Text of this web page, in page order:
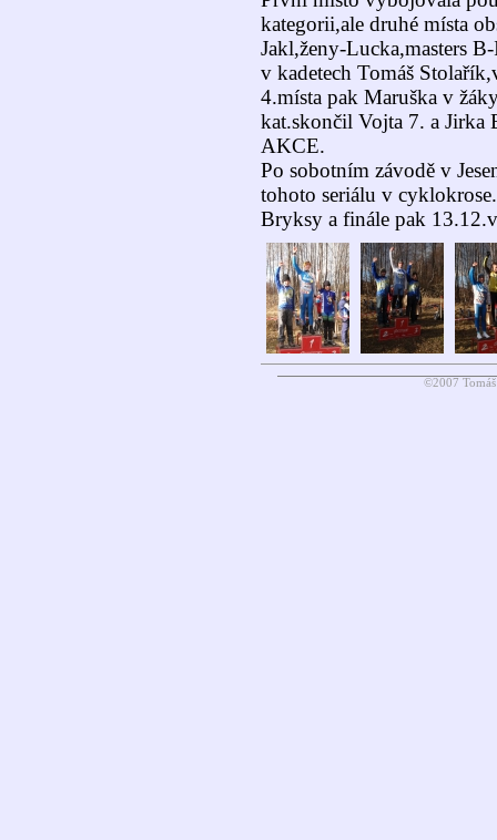
kategorii,ale druhé místa
Jakl,ženy-Lucka,masters
v kadetech Tomáš
4.místa pak Maruška v
kat.skončil Vojta 7. a Jirka
AKCE.
Po sobotním závodě v
tohoto seriálu v
Bryksy a finále pak
©2007